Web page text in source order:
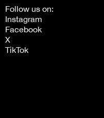
Follow us on:
Instagram
Facebook
X
TikTok